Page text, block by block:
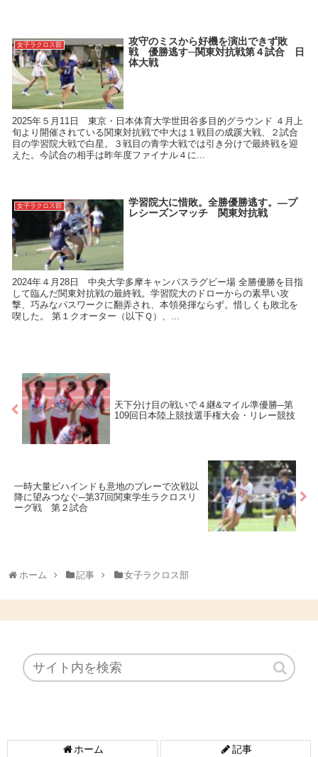
女子ラクロス部
攻守のミスから好機を演出できず敗
戦 優勝逃す─関東対抗戦第４試合 日
体大戦
2025年５月11日 東京・日本体育大学世田谷多目的グラウンド ４月上
旬より開催されている関東対抗戦で中大は１戦目の成蹊大戦、２試合
目の学習院大戦で白星。３戦目の青学大戦では引き分けで最終戦を迎
えた。今試合の相手は昨年度ファイナル４に...
女子ラクロス部
学習院大に惜敗。全勝優勝逃す。―プ
レシーズンマッチ 関東対抗戦
2024年４月28日 中央大学多摩キャンパスラグビー場 全勝優勝を目指
して臨んだ関東対抗戦の最終戦。学習院大のドローからの素早い攻
撃、巧みなパスワークに翻弄され、本領発揮ならず。惜しくも敗北を
喫した。 第１クオーター（以下Ｑ）、...
天下分け目の戦いで４継&マイル準優勝─第
109回日本陸上競技選手権大会・リレー競技
一時大量ビハインドも意地のプレーで次戦以
降に望みつなぐ─第37回関東学生ラクロスリ
ーグ戦 第２試合
ホーム 記事 女子ラクロス部
ホーム 記事